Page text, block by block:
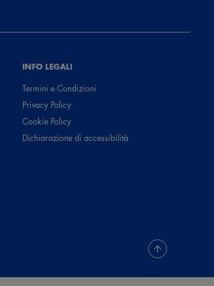
INFO LEGALI
Termini e Condizioni
Privacy Policy
Cookie Policy
Dichiarazione di accessibilità